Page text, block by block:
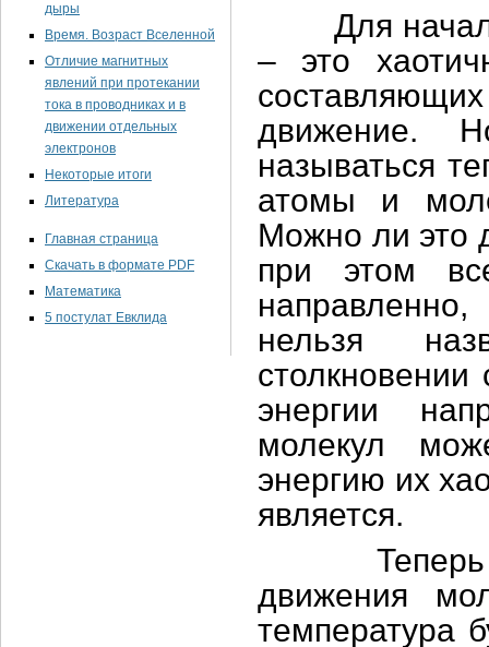
дыры
Время. Возраст Вселенной
Отличие магнитных
явлений при протекании
тока в проводниках и в
движении отдельных
электронов
Некоторые итоги
Литература
Главная страница
Скачать в формате PDF
Математика
5 постулат Евклида
Для начала
– это
движение.
называться
атомы и
Можно ли это
при этом
нельзя
столкновении
энергии
молекул
энергию их
является.
Теперь
движения
температура